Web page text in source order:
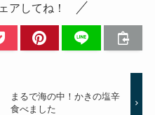
アしてね！
まるで海の中！かきの塩辛
食べました